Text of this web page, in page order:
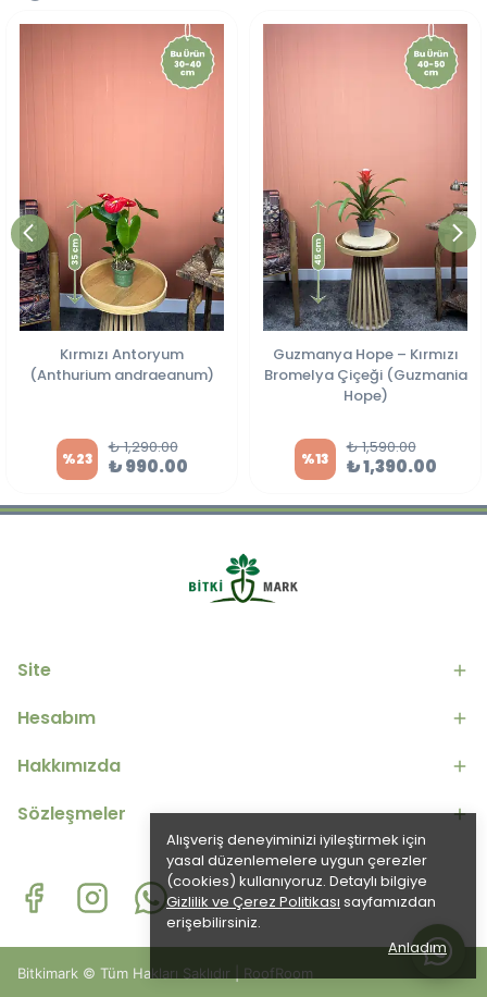
Alışveriş deneyiminizi iyileştirmek için
yasal düzenlemelere uygun çerezler
(cookies) kullanıyoruz. Detaylı bilgiye
Gizlilik ve Çerez Politikası sayfamızdan
erişebilirsiniz.
Anladım
Kırmızı Antoryum
(Anthurium andraeanum)
%23
₺ 1,290.00
₺ 990.00
Guzmanya Hope – Kırmızı
Bromelya Çiçeği (Guzmania
Hope)
%13
₺ 1,590.00
₺ 1,390.00
Site
Hesabım
Hakkımızda
Sözleşmeler
Bitkimark © Tüm Hakları Saklıdır | RoofRoom